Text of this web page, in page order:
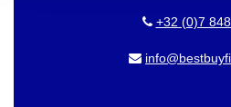
+32 (0)7